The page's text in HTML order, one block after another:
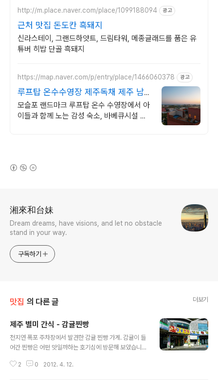
http://m.place.naver.com/place/1099188094 광고
근처 맛집 돈도칸 흑돼지
신라스테이, 그랜드하얏트, 드림타워, 메종글래드를 품은 유
튜버 히밥 단골 흑돼지
https://map.naver.com/p/entry/place/1466060378 광고
루프탑 온수수영장 제주독채 제주 남쪽
럭셔리 힐링숙소
모슬포 랜드마크 루프탑 온수 수영장에서 아
이들과 함께 노는 감성 숙소, 바베큐시설 제
湘來和台妹
Dream dreams, have visions, and let no obstacle
stand in your way.
구독하기
맛집 의 다른 글 더보기
제주 별미 간식 - 감귤찐빵
천지연 폭포 주차장에서 발견한 감귤 찐빵 가게. 감귤이 들
어간 찐빵은 어떤 맛일까하는 호기심에 방문해 보았습니
걸 보니 꽤 유명한 집인가 봅니다. 이른 시간에 방문해서인
2 0 2012. 4. 12.